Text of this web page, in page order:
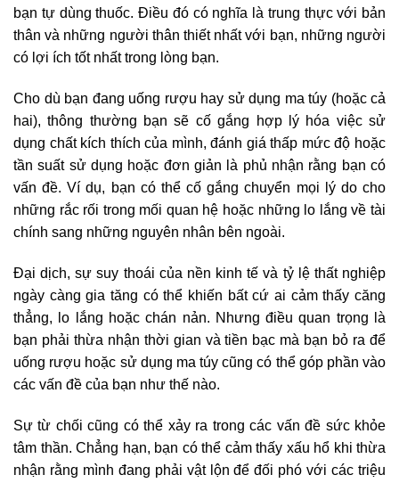
bạn tự dùng thuốc. Điều đó có nghĩa là trung thực với bản
thân và những người thân thiết nhất với bạn, những người
có lợi ích tốt nhất trong lòng bạn.
Cho dù bạn đang uống rượu hay sử dụng ma túy (hoặc cả
hai), thông thường bạn sẽ cố gắng hợp lý hóa việc sử
dụng chất kích thích của mình, đánh giá thấp mức độ hoặc
tần suất sử dụng hoặc đơn giản là phủ nhận rằng bạn có
vấn đề. Ví dụ, bạn có thể cố gắng chuyển mọi lý do cho
những rắc rối trong mối quan hệ hoặc những lo lắng về tài
chính sang những nguyên nhân bên ngoài.
Đại dịch, sự suy thoái của nền kinh tế và tỷ lệ thất nghiệp
ngày càng gia tăng có thể khiến bất cứ ai cảm thấy căng
thẳng, lo lắng hoặc chán nản. Nhưng điều quan trọng là
bạn phải thừa nhận thời gian và tiền bạc mà bạn bỏ ra để
uống rượu hoặc sử dụng ma túy cũng có thể góp phần vào
các vấn đề của bạn như thế nào.
Sự từ chối cũng có thể xảy ra trong các vấn đề sức khỏe
tâm thần. Chẳng hạn, bạn có thể cảm thấy xấu hổ khi thừa
nhận rằng mình đang phải vật lộn để đối phó với các triệu